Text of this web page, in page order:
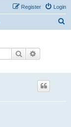
Login
Register
Search